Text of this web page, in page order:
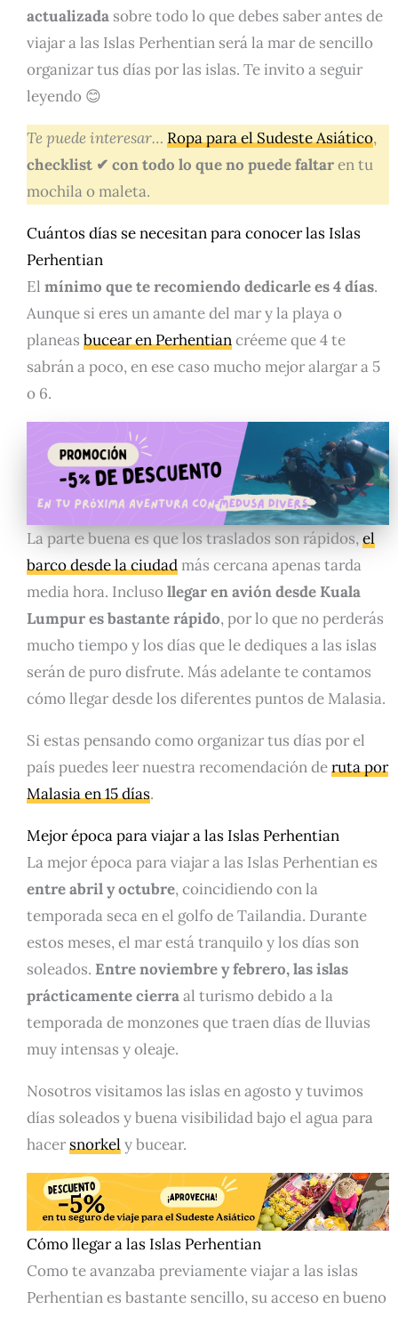
actualizada sobre todo lo que debes saber antes de
viajar a las Islas Perhentian será la mar de sencillo
organizar tus días por las islas. Te invito a seguir
leyendo 😊
Te puede interesar… Ropa para el Sudeste Asiático,
checklist ✔ con todo lo que no puede faltaren tu
mochila o maleta.
Cuántos días se necesitan para conocer las Islas
Perhentian
El mínimo que te recomiendo dedicarle es 4 días.
Aunque si eres un amante del mar y la playa o
planeas bucear en Perhentiancréeme que 4 te
sabrán a poco, en ese caso mucho mejor alargar a 5
o 6.
La parte buena es que los traslados son rápidos,el
barco desde la ciudadmás cercana apenas tarda
media hora. Inclusollegar en avión desde Kuala
Lumpur es bastante rápido, por lo que no perderás
mucho tiempo y los días que le dediques a las islas
serán de puro disfrute. Más adelante te contamos
cómo llegar desde los diferentes puntos de Malasia.
Si estas pensando como organizar tus días por el
país puedes leer nuestra recomendación deruta por
Malasia en 15 días.
Mejor época para viajar a las Islas Perhentian
La mejor época para viajar a las Islas Perhentian es
entre abril y octubre, coincidiendo con la
temporada seca en el golfo de Tailandia. Durante
estos meses, el mar está tranquilo y los días son
soleados. Entre noviembre y febrero, las islas
prácticamente cierraal turismo debido a la
temporada de monzones que traen días de lluvias
muy intensas y oleaje.
Nosotros visitamos las islas en agosto y tuvimos
días soleados y buena visibilidad bajo el agua para
hacersnorkely bucear.
Cómo llegar a las Islas Perhentian
Como te avanzaba previamente viajar a las islas
Perhentian es bastante sencillo, su acceso en bueno